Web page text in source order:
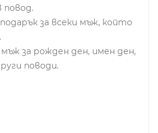
повод.
за всеки мъж, който
за рожден ден, имен ден,
поводи.